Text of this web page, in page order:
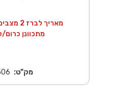
מאריך
מתכוונן כרום/לבן
מק"ט: